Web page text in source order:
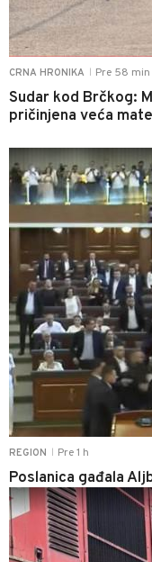
CRNA HRONIKA Pre 58 min
Sudar kod Brčkog:
pričinjena veća
REGION Pre 1 h
Poslanica gađala